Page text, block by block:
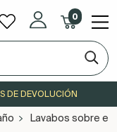
0
DE DEVOLUCIÓN
Lavabos sobre